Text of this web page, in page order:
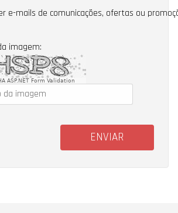
e-mails de comunicações, ofertas ou
imagem:
ASP.NET Form Validation
ENVIAR